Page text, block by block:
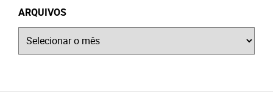
ARQUIVOS
Arquivos